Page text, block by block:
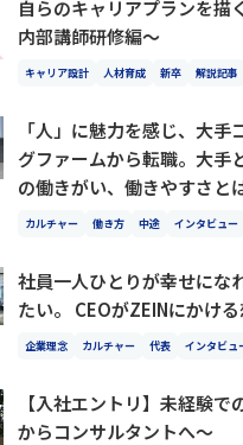
自らのキャリアプランを描
内部講師研修編〜
キャリア設計 人材育成 新卒 解説記事
「人」に魅力を感じ、大手
グファームから転職。大手
の働きがい、働きやすさと
カルチャー 働き方 中途 インタビュー
社員一人ひとりが幸せにな
たい。 CEOがZEINにかける
企業理念 カルチャー 代表 インタビュ
【入社エントリ】未経験で
からコンサルタントへ〜